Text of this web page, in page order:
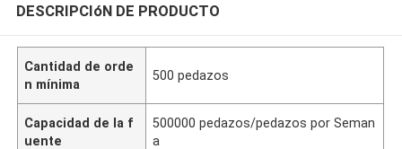
DESCRIPCIóN DE PRODUCTO
Cantidad de orde
n mínima
500 pedazos
Capacidad de la f
uente
500000 pedazos/pedazos por Seman
a